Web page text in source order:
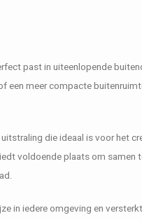
past in uiteenlopende
een meer compacte
die ideaal is voor het
voldoende plaats om samen
in iedere omgeving en